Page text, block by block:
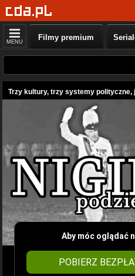
MENU Filmy premium
Trzy kultury, trzy systemy polityczne,
Aby móc oglądać
POBIERZ